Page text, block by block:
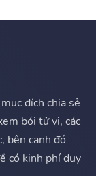
đích chia sẻ
bói tử vi, các
bên cạnh đó
có kinh phí duy